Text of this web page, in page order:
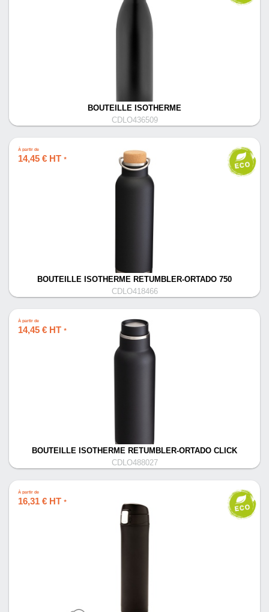
BOUTEILLE ISOTHERME
CDLO436509
À partir de
14,45 € HT *
BOUTEILLE ISOTHERME RETUMBLER-ORTADO 750
CDLO418466
À partir de
14,45 € HT *
BOUTEILLE ISOTHERME RETUMBLER-ORTADO CLICK
CDLO488027
À partir de
16,31 € HT *